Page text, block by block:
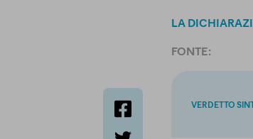
LA
FONTE:
VERDETTO